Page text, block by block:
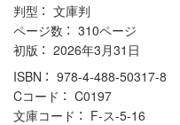
判型
文庫判
ページ数
310ページ
初版
2026年3月31日
ISBN
978-4-488-50317-8
Cコード
C0197
文庫コード
F-ス-5-16